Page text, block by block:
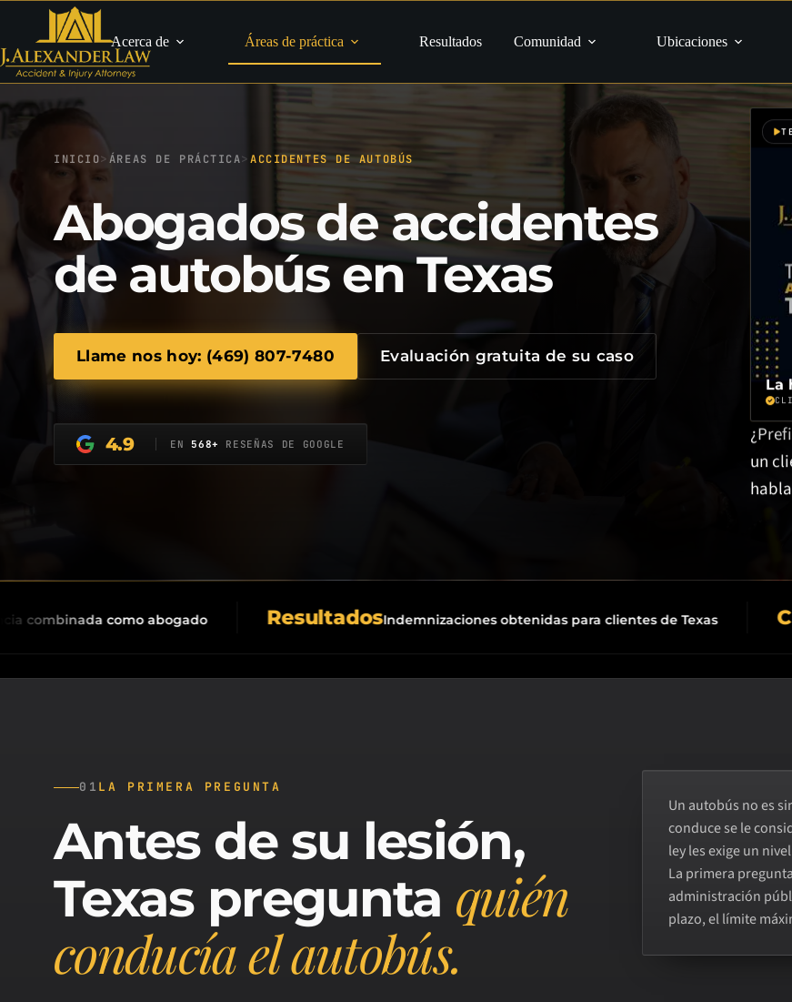
contenido
Acerca de Áreas de práctica Resultados Comunidad Ubicaciones
INICIO>ÁREAS DE PRÁCTICA>ACCIDENTES DE AUTOBÚS
Abogados de accidentes
de autobús en Texas
Llame nos hoy: (469) 807-7480 Evaluación gratuita de su caso
4.9 EN 568+ RESEÑAS DE GOOGLE
La
un
como abogado ResultadosIndemnizaciones obtenidas para clientes de Texas
01 LA PRIMERA PREGUNTA
Antes de su lesión,
Texas pregunta quién
conducía el autobús.
Un autobús no es
conduce se le
ley les exige un
La primera
administración
plazo, el límite